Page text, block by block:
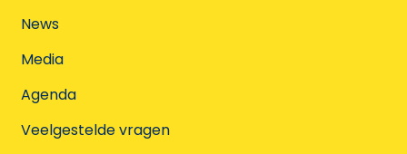
News
Media
Agenda
Veelgestelde vragen